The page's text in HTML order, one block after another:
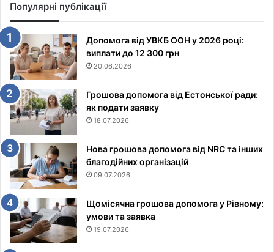
Популярні публікації
Допомога від УВКБ ООН у 2026 році:
виплати до 12 300 грн
20.06.2026
Грошова допомога від Естонської ради:
як подати заявку
18.07.2026
Нова грошова допомога від NRC та інших
благодійних організацій
09.07.2026
Щомісячна грошова допомога у Рівному:
умови та заявка
19.07.2026